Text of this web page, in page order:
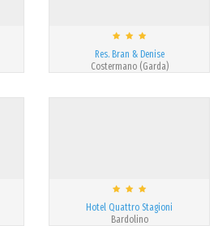
Res. Bran & Denise
Costermano (Garda)
Hotel Quattro Stagioni
Bardolino